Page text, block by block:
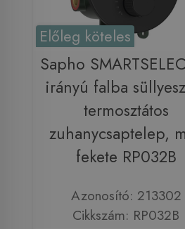
Előleg köteles
Sapho
irányú falba
termosztátos
zuhanycsaptelep,
fekete RP032B
Azonosító: 213302
Cikkszám: RP032B